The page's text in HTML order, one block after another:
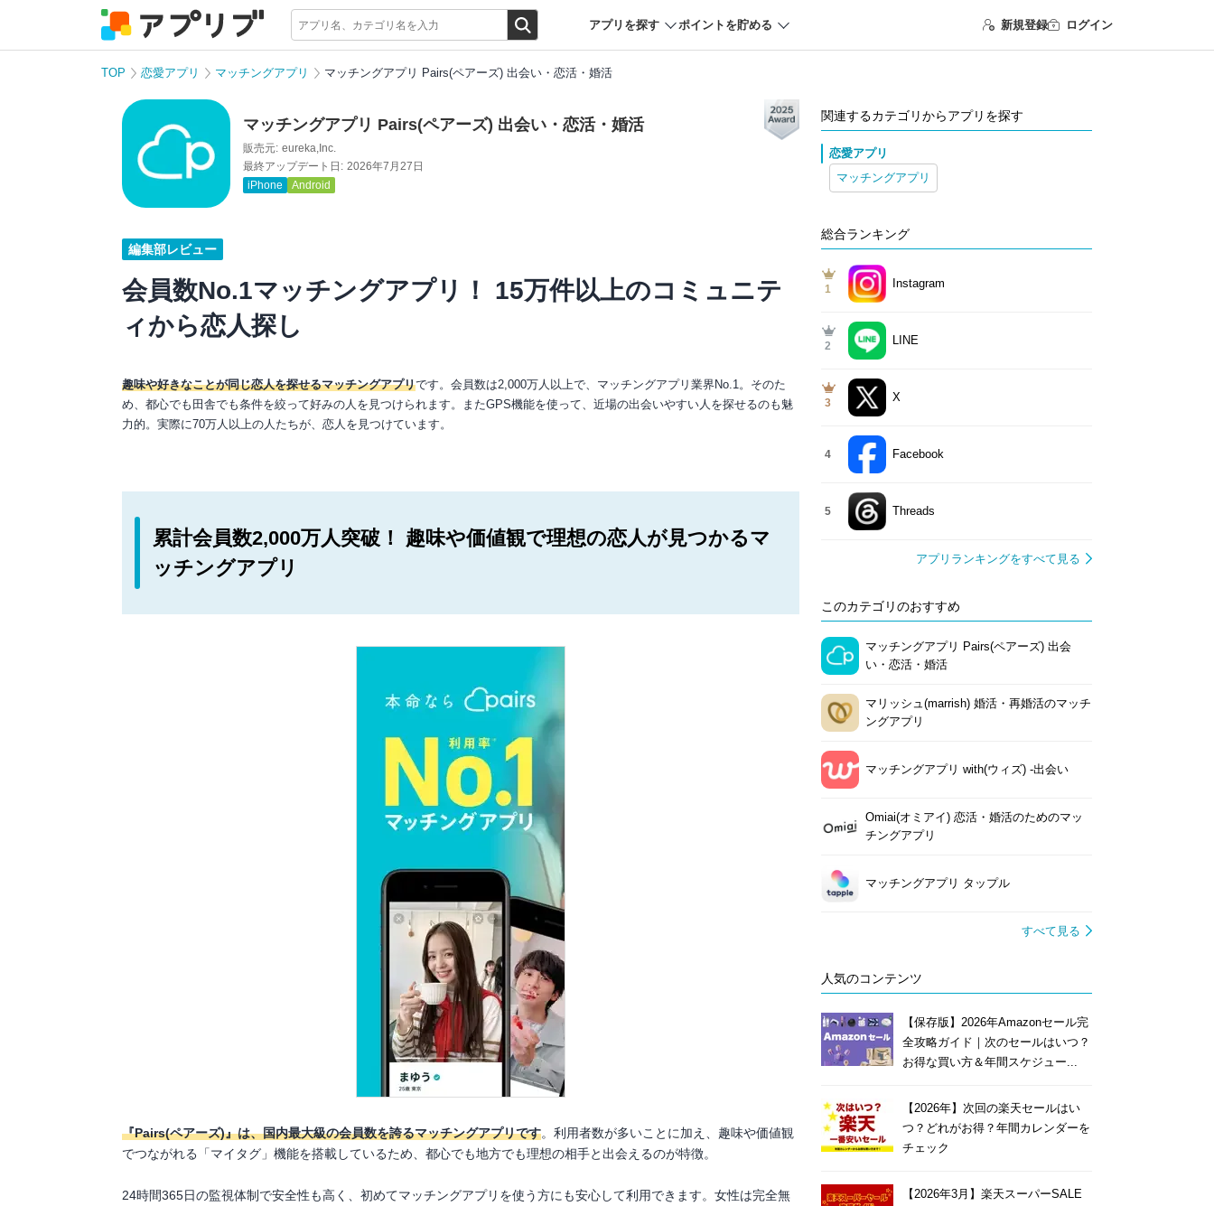
アプリを探す ポイントを貯める 新規登録 ログイン
TOP 恋愛アプリ マッチングアプリ マッチングアプリ Pairs(ペアーズ) 出会い・恋活・婚活
マッチングアプリ Pairs(ペアーズ) 出会い・恋活・婚活
販売元: eureka,Inc.
最終アップデート日: 2026年7月27日
iPhone
Android
編集部レビュー
会員数No.1マッチングアプリ！ 15万件以上のコミュニテ
ィから恋人探し
趣味や好きなことが同じ恋人を探せるマッチングアプリです。会員数は2,000万人以上で、マッチングアプリ業界No.1。そのた
め、都心でも田舎でも条件を絞って好みの人を見つけられます。またGPS機能を使って、近場の出会いやすい人を探せるのも魅
力的。実際に70万人以上の人たちが、恋人を見つけています。
累計会員数2,000万人突破！ 趣味や価値観で理想の恋人が見つかるマ
ッチングアプリ
『Pairs(ペアーズ)』は、国内最大級の会員数を誇るマッチングアプリです。利用者数が多いことに加え、趣味や価値観
でつながれる「マイタグ」機能を搭載しているため、都心でも地方でも理想の相手と出会えるのが特徴。
24時間365日の監視体制で安全性も高く、初めてマッチングアプリを使う方にも安心して利用できます。女性は完全無
関連するカテゴリからアプリを探す
恋愛アプリ
マッチングアプリ
総合ランキング
1 Instagram
2 LINE
3 X
4 Facebook
5 Threads
アプリランキングをすべて見る
このカテゴリのおすすめ
マッチングアプリ Pairs(ペアーズ) 出会
い・恋活・婚活
マリッシュ(marrish) 婚活・再婚活のマッチ
ングアプリ
マッチングアプリ with(ウィズ) -出会い
Omiai(オミアイ) 恋活・婚活のためのマッ
チングアプリ
マッチングアプリ タップル
すべて見る
人気のコンテンツ
【保存版】2026年Amazonセール完
全攻略ガイド｜次のセールはいつ？
お得な買い方＆年間スケジュー...
【2026年】次回の楽天セールはい
つ？どれがお得？年間カレンダーを
チェック
【2026年3月】楽天スーパーSALE